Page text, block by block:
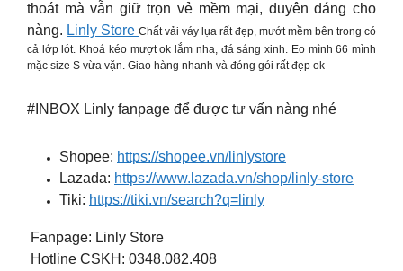
thoát mà vẫn giữ trọn vẻ mềm mại, duyên dáng cho
nàng. Linly Store Chất vải váy lụa rất đẹp, mướt mềm bên trong có
cả lớp lót. Khoá kéo mượt ok lắm nha, đá sáng xinh. Eo mình 66 mình
mặc size S vừa vặn. Giao hàng nhanh và đóng gói rất đẹp ok
#INBOX Linly fanpage để được tư vấn nàng nhé ️
Shopee: https://shopee.vn/linlystore
Lazada: https://www.lazada.vn/shop/linly-store
Tiki: https://tiki.vn/search?q=linly
️ Fanpage: Linly Store
️ Hotline CSKH: 0348.082.408